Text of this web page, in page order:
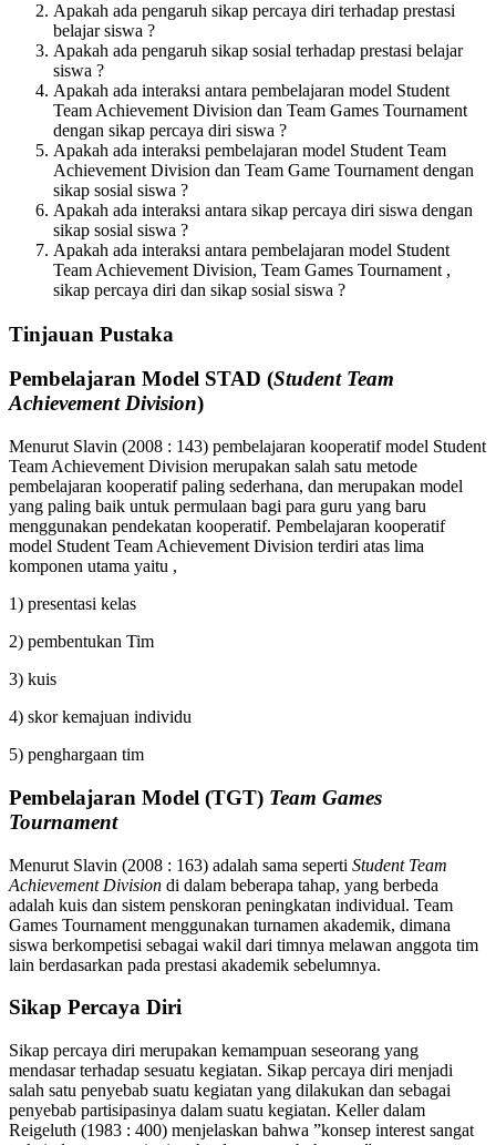
Apakah ada pengaruh sikap percaya diri terhadap prestasi
belajar siswa ?
Apakah ada pengaruh sikap sosial terhadap prestasi belajar
siswa ?
Apakah ada interaksi antara pembelajaran model Student
Team Achievement Division dan Team Games Tournament
dengan sikap percaya diri siswa ?
Apakah ada interaksi pembelajaran model Student Team
Achievement Division dan Team Game Tournament dengan
sikap sosial siswa ?
Apakah ada interaksi antara sikap percaya diri siswa dengan
sikap sosial siswa ?
Apakah ada interaksi antara pembelajaran model Student
Team Achievement Division, Team Games Tournament ,
sikap percaya diri dan sikap sosial siswa ?
Tinjauan Pustaka
Pembelajaran Model STAD (Student Team
Achievement Division)
Menurut Slavin (2008 : 143) pembelajaran kooperatif model Student
Team Achievement Division merupakan salah satu metode
pembelajaran kooperatif paling sederhana, dan merupakan model
yang paling baik untuk permulaan bagi para guru yang baru
menggunakan pendekatan kooperatif. Pembelajaran kooperatif
model Student Team Achievement Division terdiri atas lima
komponen utama yaitu ,
1) presentasi kelas
2) pembentukan Tim
3) kuis
4) skor kemajuan individu
5) penghargaan tim
Pembelajaran Model (TGT) Team Games
Tournament
Menurut Slavin (2008 : 163) adalah sama seperti Student Team
Achievement Division di dalam beberapa tahap, yang berbeda
adalah kuis dan sistem penskoran peningkatan individual. Team
Games Tournament menggunakan turnamen akademik, dimana
siswa berkompetisi sebagai wakil dari timnya melawan anggota tim
lain berdasarkan pada prestasi akademik sebelumnya.
Sikap Percaya Diri
Sikap percaya diri merupakan kemampuan seseorang yang
mendasar terhadap sesuatu kegiatan. Sikap percaya diri menjadi
salah satu penyebab suatu kegiatan yang dilakukan dan sebagai
penyebab partisipasinya dalam suatu kegiatan. Keller dalam
Reigeluth (1983 : 400) menjelaskan bahwa ”konsep interest sangat